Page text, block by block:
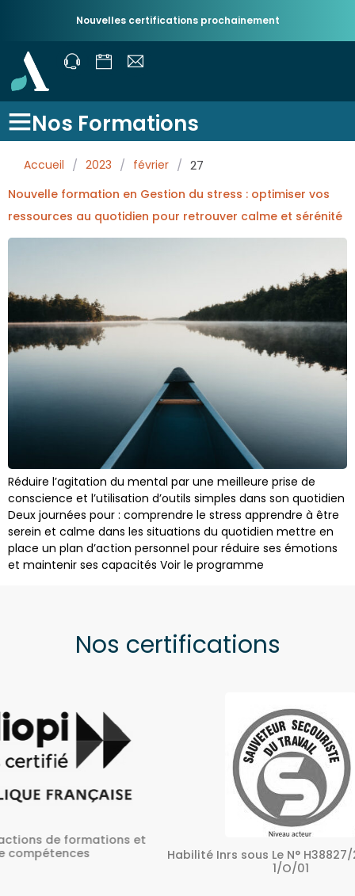
Nouvelles certifications prochainement
Nos Formations
Accueil / 2023 / février / 27
Nouvelle formation en Gestion du stress : optimiser vos
ressources au quotidien pour retrouver calme et sérénité
Réduire l’agitation du mental par une meilleure prise de
conscience et l’utilisation d’outils simples dans son quotidien
Deux journées pour : comprendre le stress apprendre à être
serein et calme dans les situations du quotidien mettre en
place un plan d’action personnel pour réduire ses émotions
et maintenir ses capacités Voir le programme
Nos certifications
et
Habilité Inrs sous Le N° H38827/2022/SST-